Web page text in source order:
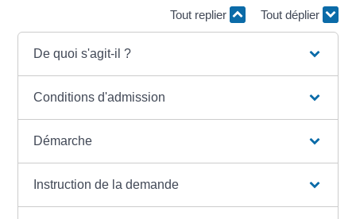
Tout replier Tout déplier
De quoi s'agit-il ?
Conditions d'admission
Démarche
Instruction de la demande